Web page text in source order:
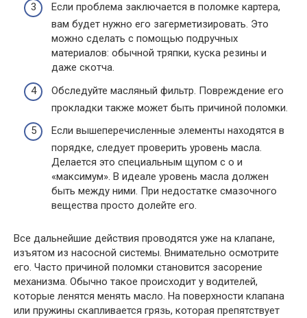
Если проблема заключается в поломке картера,
вам будет нужно его загерметизировать. Это
можно сделать с помощью подручных
материалов: обычной тряпки, куска резины и
даже скотча.
Обследуйте масляный фильтр. Повреждение его
прокладки также может быть причиной поломки.
Если вышеперечисленные элементы находятся в
порядке, следует проверить уровень масла.
Делается это специальным щупом с о и
«максимум». В идеале уровень масла должен
быть между ними. При недостатке смазочного
вещества просто долейте его.
Все дальнейшие действия проводятся уже на клапане,
изъятом из насосной системы. Внимательно осмотрите
его. Часто причиной поломки становится засорение
механизма. Обычно такое происходит у водителей,
которые ленятся менять масло. На поверхности клапана
или пружины скапливается грязь, которая препятствует